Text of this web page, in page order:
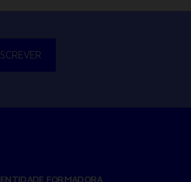
ENTIDADE FORMADORA